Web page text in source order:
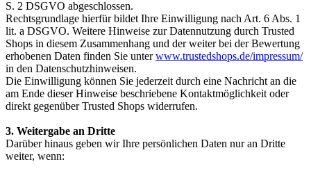
S. 2 DSGVO abgeschlossen.
Rechtsgrundlage hierfür bildet Ihre Einwilligung nach Art. 6 Abs. 1
lit. a DSGVO. Weitere Hinweise zur Datennutzung durch Trusted
Shops in diesem Zusammenhang und der weiter bei der Bewertung
erhobenen Daten finden Sie unterwww.trustedshops.de/impressum/
in den Datenschutzhinweisen.
Die Einwilligung können Sie jederzeit durch eine Nachricht an die
am Ende dieser Hinweise beschriebene Kontaktmöglichkeit oder
direkt gegenüber Trusted Shops widerrufen.
3. Weitergabe an Dritte
Darüber hinaus geben wir Ihre persönlichen Daten nur an Dritte
weiter, wenn: